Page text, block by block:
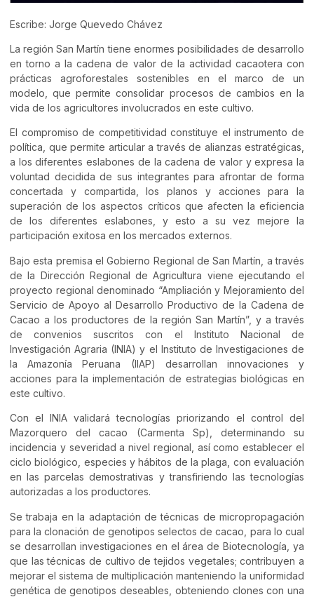
Escribe: Jorge Quevedo Chávez
La región San Martín tiene enormes posibilidades de desarrollo
en torno a la cadena de valor de la actividad cacaotera con
prácticas agroforestales sostenibles en el marco de un
modelo, que permite consolidar procesos de cambios en la
vida de los agricultores involucrados en este cultivo.
El compromiso de competitividad constituye el instrumento de
política, que permite articular a través de alianzas estratégicas,
a los diferentes eslabones de la cadena de valor y expresa la
voluntad decidida de sus integrantes para afrontar de forma
concertada y compartida, los planos y acciones para la
superación de los aspectos críticos que afecten la eficiencia
de los diferentes eslabones, y esto a su vez mejore la
participación exitosa en los mercados externos.
Bajo esta premisa el Gobierno Regional de San Martín, a través
de la Dirección Regional de Agricultura viene ejecutando el
proyecto regional denominado “Ampliación y Mejoramiento del
Servicio de Apoyo al Desarrollo Productivo de la Cadena de
Cacao a los productores de la región San Martín”, y a través
de convenios suscritos con el Instituto Nacional de
Investigación Agraria (INIA) y el Instituto de Investigaciones de
la Amazonía Peruana (IIAP) desarrollan innovaciones y
acciones para la implementación de estrategias biológicas en
este cultivo.
Con el INIA validará tecnologías priorizando el control del
Mazorquero del cacao (Carmenta Sp), determinando su
incidencia y severidad a nivel regional, así como establecer el
ciclo biológico, especies y hábitos de la plaga, con evaluación
en las parcelas demostrativas y transfiriendo las tecnologías
autorizadas a los productores.
Se trabaja en la adaptación de técnicas de micropropagación
para la clonación de genotipos selectos de cacao, para lo cual
se desarrollan investigaciones en el área de Biotecnología, ya
que las técnicas de cultivo de tejidos vegetales; contribuyen a
mejorar el sistema de multiplicación manteniendo la uniformidad
genética de genotipos deseables, obteniendo clones con una